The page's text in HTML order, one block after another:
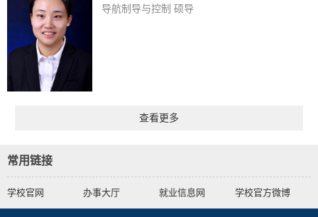
导航制导与控制 硕导
查看更多
常用链接
学校官网 办事大厅 就业信息网 学校官方微博